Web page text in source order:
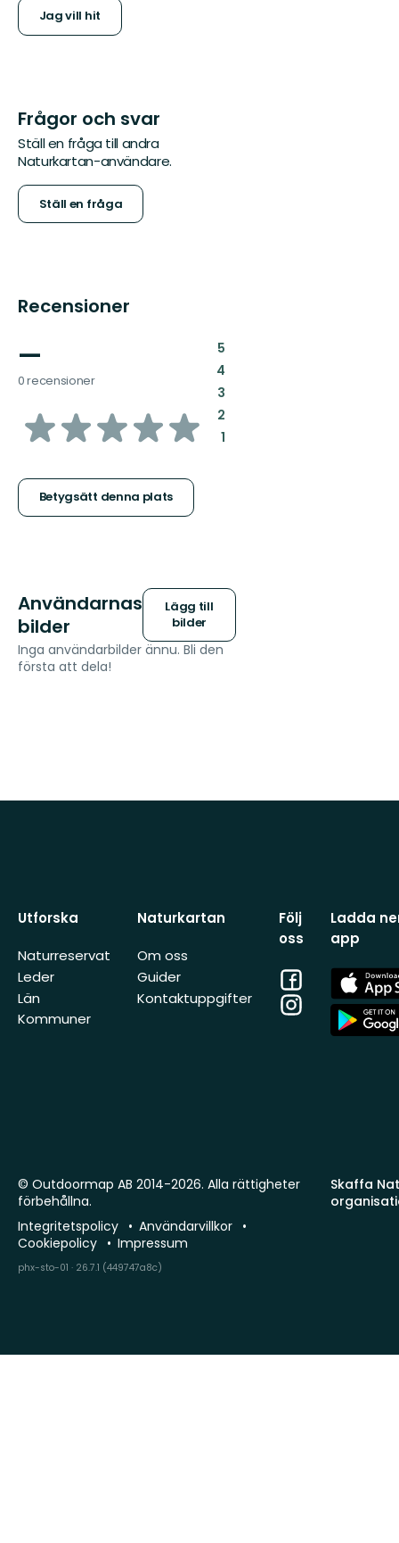
Jag vill hit
Frågor och svar
Ställ en fråga till andra
Naturkartan-användare.
Ställ en fråga
Recensioner
—
0 recensioner
av
stjärnor
Betygsätt denna plats
5:
4:
3:
2:
1:
Användarnas
bilder
Lägg till
bilder
Inga användarbilder ännu. Bli den
första att dela!
Utforska
Naturreservat
Leder
Län
Kommuner
Naturkartan
Om oss
Guider
Kontaktuppgifter
Följ
oss
Facebook
Instagram
Ladda
app
App
Store
App
Store
Skaffa
© Outdoormap AB 2014-2026. Alla rättigheter
förbehållna.
Integritetspolicy
Användarvillkor
Cookiepolicy
Impressum
phx-sto-01 · 26.7.1 (449747a8c)